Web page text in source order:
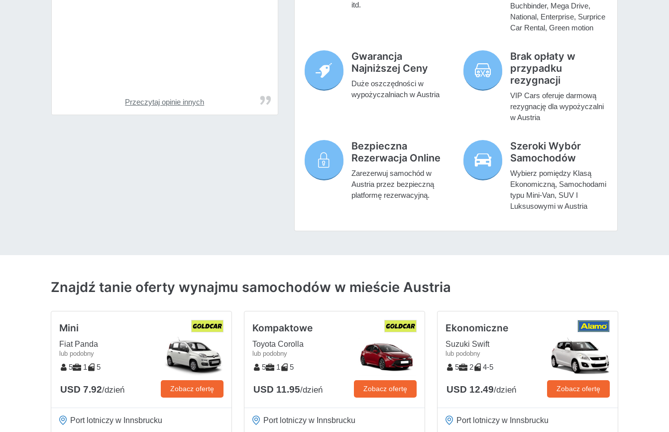
Przeczytaj opinie innych
itd.
Buchbinder, Mega Drive,
National, Enterprise, Surprice
Car Rental, Green motion
Gwarancja
Najniższej Ceny
Duże oszczędności w
wypożyczalniach w Austria
Brak opłaty w
przypadku
rezygnacji
VIP Cars oferuje darmową
rezygnację dla wypożyczalni
w Austria
Bezpieczna
Rezerwacja Online
Zarezerwuj samochód w
Austria przez bezpieczną
platformę rezerwacyjną.
Szeroki Wybór
Samochodów
Wybierz pomiędzy Klasą
Ekonomiczną, Samochodami
typu Mini-Van, SUV I
Luksusowymi w Austria
Znajdź tanie oferty wynajmu samochodów w mieście Austria
Mini
Fiat Panda
lub podobny
5 1 5
USD 7.92/dzień Zobacz ofertę
Port lotniczy w Innsbrucku
Kompaktowe
Toyota Corolla
lub podobny
5 1 5
USD 11.95/dzień Zobacz ofertę
Port lotniczy w Innsbrucku
Ekonomiczne
Suzuki Swift
lub podobny
5 2 4-5
USD 12.49/dzień Zobacz ofertę
Port lotniczy w Innsbrucku